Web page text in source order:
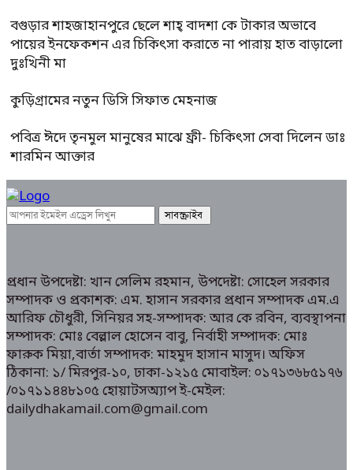
বগুড়ার শাহজাহানপুরে ছেলে শাহ্ বাদশা কে টাকার অভাবে
পায়ের ইনফেকশন এর চিকিৎসা করাতে না পারায় হাত বাড়ালো
দুঃখিনী মা
কুড়িগ্রামের নতুন ডিসি সিফাত মেহনাজ
পবিত্র ঈদে তৃনমুল মানুষের মাঝে ফ্রী- চিকিৎসা সেবা দিলেন ডাঃ
শারমিন আক্তার
প্রধান উপদেষ্টা: খান সেলিম রহমান, উপদেষ্টা: সোহেল সরকার
সম্পাদক ও প্রকাশক: এম. হাসান সরকার প্রধান সম্পাদক এম.এ
আরিফ চৌধুরী, সিনিয়র সহ-সম্পাদক: আর কে রবিন, ব্যবস্থাপনা
সম্পাদক: মোঃ বেল্লাল হোসেন বাবু, নির্বাহী সম্পাদক: মোঃ
ফারুক মিয়া,বার্তা সম্পাদক: মাহমুদ হাসান মাসুদ। অফিস
ঠিকানা: ১/ মিরপুর-১০, ঢাকা-১২১৫ মোবাইল: ০১৭১৩৬৮৫১৭৬
/০১৭১১৪৪৮১০৫ হোয়াটসঅ্যাপ ই-মেইল:
dailydhakamail.com@gmail.com